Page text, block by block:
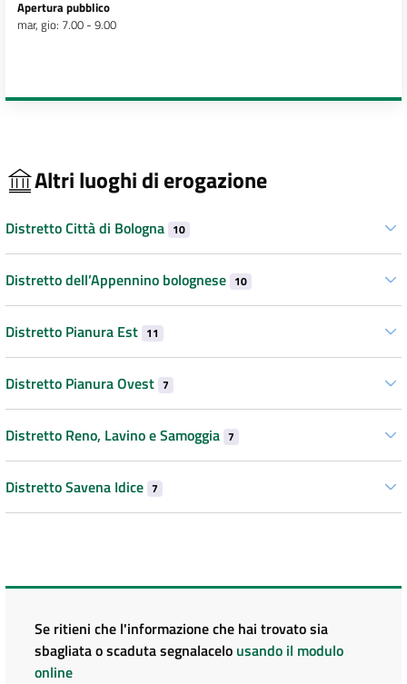
Apertura pubblico
mar, gio: 7.00 - 9.00
Altri luoghi di erogazione
Distretto Città di Bologna 10
Distretto dell’Appennino bolognese 10
Distretto Pianura Est 11
Distretto Pianura Ovest 7
Distretto Reno, Lavino e Samoggia 7
Distretto Savena Idice 7
Se ritieni che l'informazione che hai trovato sia
sbagliata o scaduta segnalacelo usando il modulo
online